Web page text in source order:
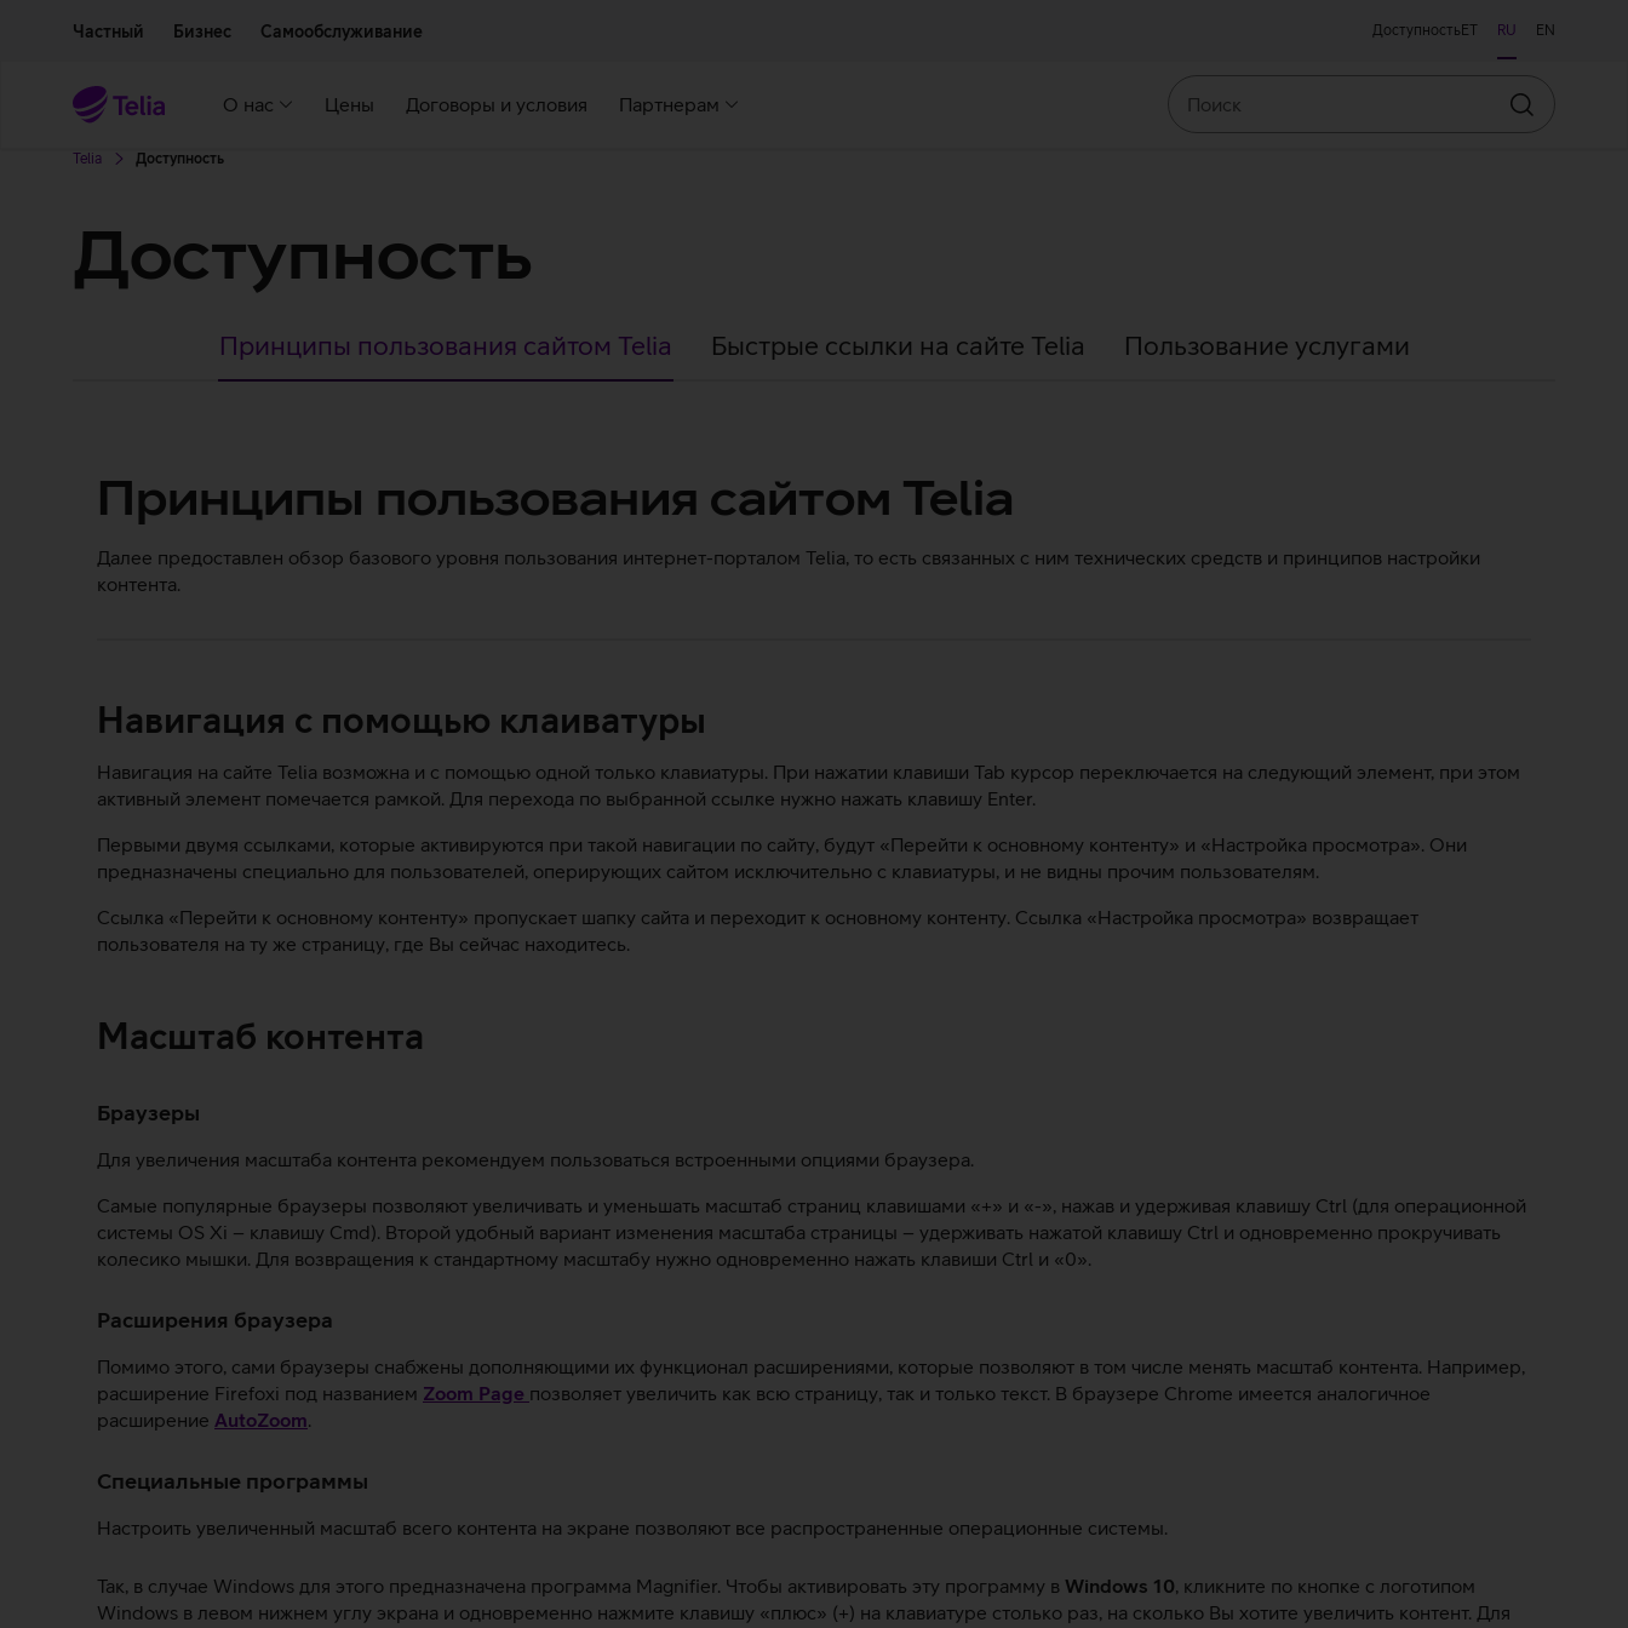
Частный Бизнес Самообслуживание Доступность ET RU EN
О нас Цены Договоры и условия Партнерам
Искать
Telia Доступность
Доступность
Принципы пользования сайтом Telia Быстрые ссылки на сайте Telia Пользование услугами
пользования
сайтом
Telia
Принципы пользования сайтом Telia
Далее предоставлен обзор базового уровня пользования интернет-порталом Telia, то есть связанных с ним технических средств и принципов настройки
контента.
Навигация с помощью клаиватуры
Навигация на сайте Telia возможна и с помощью одной только клавиатуры. При нажатии клавиши Tab курсор переключается на следующий элемент, при этом
активный элемент помечается рамкой. Для перехода по выбранной ссылке нужно нажать клавишу Enter.
Первыми двумя ссылками, которые активируются при такой навигации по сайту, будут «Перейти к основному контенту» и «Настройка просмотра». Они
предназначены специально для пользователей, оперирующих сайтом исключительно с клавиатуры, и не видны прочим пользователям.
Ссылка «Перейти к основному контенту» пропускает шапку сайта и переходит к основному контенту. Ссылка «Настройка просмотра» возвращает
пользователя на ту же страницу, где Вы сейчас находитесь.
Масштаб контента
Браузеры
Для увеличения масштаба контента рекомендуем пользоваться встроенными опциями браузера.
Самые популярные браузеры позволяют увеличивать и уменьшать масштаб страниц клавишами «+» и «-», нажав и удерживая клавишу Ctrl (для операционной
системы OS Xi – клавишу Cmd). Второй удобный вариант изменения масштаба страницы – удерживать нажатой клавишу Ctrl и одновременно прокручивать
колесико мышки. Для возвращения к стандартному масштабу нужно одновременно нажать клавиши Ctrl и «0».
Расширения браузера
Помимо этого, сами браузеры снабжены дополняющими их функционал расширениями, которые позволяют в том числе менять масштаб контента. Например,
расширение Firefoxi под названием Zoom Page позволяет увеличить как всю страницу, так и только текст. В браузере Chrome имеется аналогичное
расширение AutoZoom.
Специальные программы
Настроить увеличенный масштаб всего контента на экране позволяют все распространенные операционные системы.
Так, в случае Windows для этого предназначена программа Magnifier. Чтобы активировать эту программу в Windows 10, кликните по кнопке с логотипом
Windows в левом нижнем углу экрана и одновременно нажмите клавишу «плюс» (+) на клавиатуре столько раз, на сколько Вы хотите увеличить контент. Для